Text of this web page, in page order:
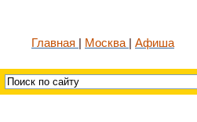
Главная Москва Афиша